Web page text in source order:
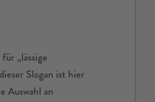
„lässige
Slogan ist hier
Auswahl an